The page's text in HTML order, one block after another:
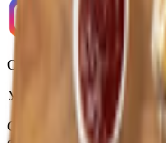
ООО «Торговая сеть
УНП 490314725
Свидетельство о